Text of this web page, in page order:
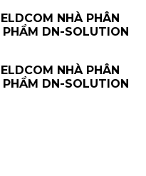
NHÀ PHÂN
DN-SOLUTION
NHÀ PHÂN
DN-SOLUTION